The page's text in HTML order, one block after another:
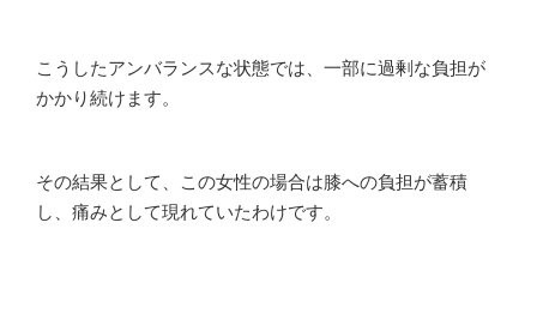
こうしたアンバランスな状態では、一部に過剰な負担が
かかり続けます。
その結果として、この女性の場合は膝への負担が蓄積
し、痛みとして現れていたわけです。